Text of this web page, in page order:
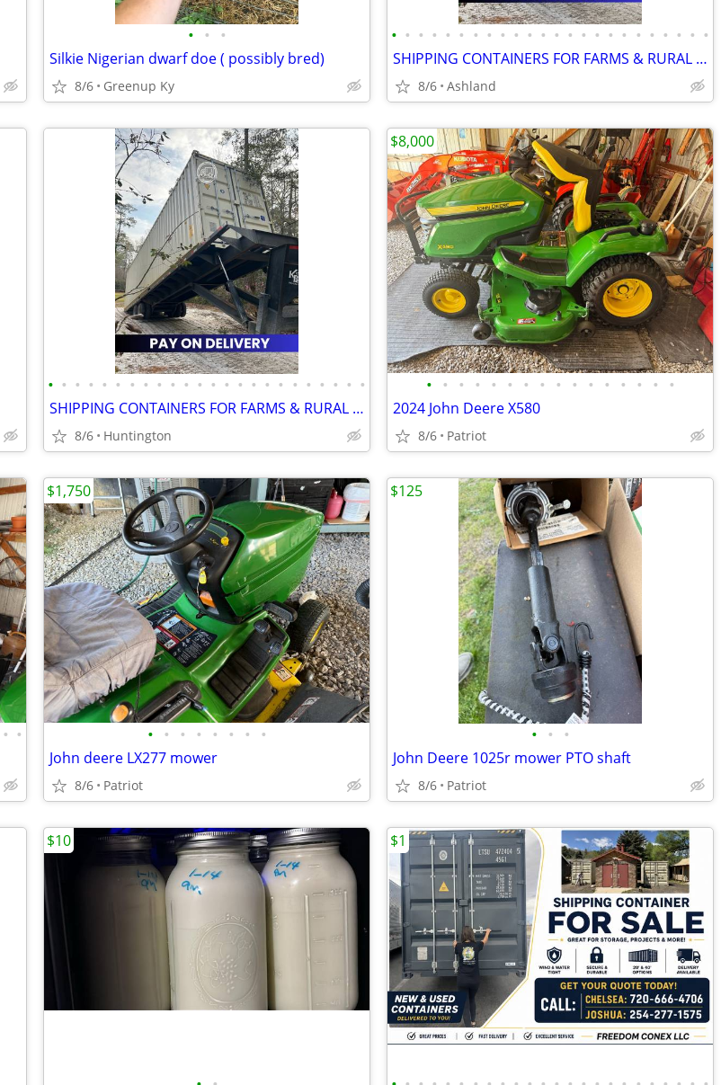
• • •
Silkie Nigerian dwarf doe ( possibly bred)
8/6 Greenup Ky
• • • • • • • • • • • • • • • • • • • • • • • •
SHIPPING CONTAINERS FOR FARMS & RURAL PROPERTIES 502-281-0418
8/6 Ashland
• • • • • • • • • • • • • • • • • • • • • • • •
SHIPPING CONTAINERS FOR FARMS & RURAL PROPERTIES 681-381-3206
8/6 Huntington
• • • • • • • • • • • • • • • •
2024 John Deere X580
8/6 Patriot
$8,000
• • • • • • • • • •
John deere LX277 mower
8/6 Patriot
$1,750
• • •
John Deere 1025r mower PTO shaft
8/6 Patriot
$125
$10 $1